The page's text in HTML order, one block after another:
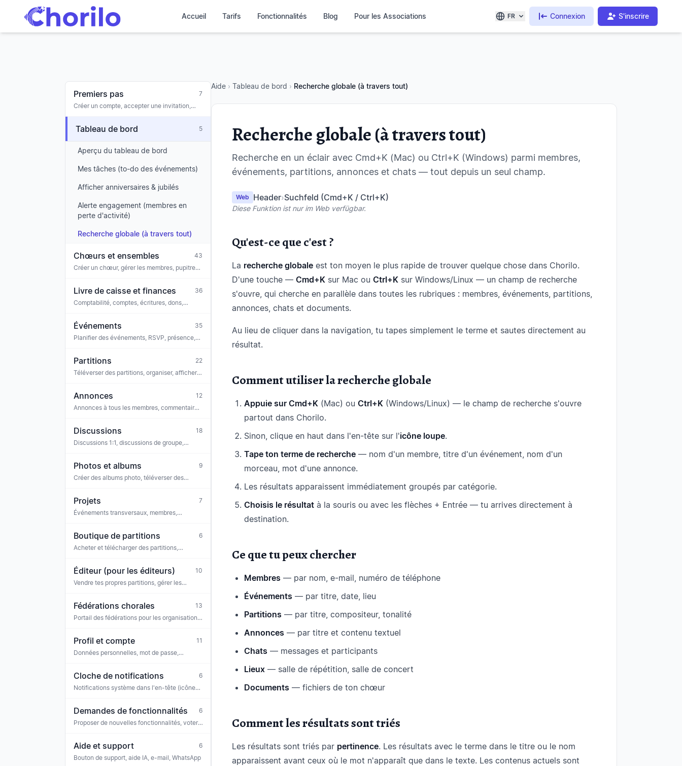
Accueil Tarifs Fonctionnalités Blog Pour les Associations FR Connexion S'inscrire
Premiers pas
7
Créer un compte, accepter une invitation,
Tableau de bord 5
Aperçu du tableau de bord
Mes tâches (to-do des événements)
Afficher anniversaires & jubilés
Alerte engagement (membres en
perte d'activité)
Recherche globale (à travers tout)
Chœurs et ensembles
43
Créer un chœur, gérer les membres, pupitres,
Livre de caisse et finances
36
Comptabilité, comptes, écritures, dons,
Événements
35
Planifier des événements, RSVP, présence,
Partitions
22
Téléverser des partitions, organiser, afficher,
Annonces
12
Annonces à tous les membres, commentaires,
Discussions
18
Discussions 1:1, discussions de groupe,
Photos et albums
9
Créer des albums photo, téléverser des
Projets
7
Événements transversaux, membres,
Boutique de partitions
6
Acheter et télécharger des partitions,
Éditeur (pour les éditeurs)
10
Vendre tes propres partitions, gérer les
Fédérations chorales
13
Portail des fédérations pour les organisations
Profil et compte
11
Données personnelles, mot de passe,
Cloche de notifications
6
Notifications système dans l'en-tête (icône
Demandes de fonctionnalités
6
Proposer de nouvelles fonctionnalités, voter,
Aide et support
6
Bouton de support, aide IA, e-mail, WhatsApp
Aide › Tableau de bord › Recherche globale (à travers tout)
Recherche globale (à travers tout)
Recherche en un éclair avec Cmd+K (Mac) ou Ctrl+K (Windows) parmi membres,
événements, partitions, annonces et chats — tout depuis un seul champ.
Web Header›Suchfeld (Cmd+K / Ctrl+K)
Diese Funktion ist nur im Web verfügbar.
Qu'est-ce que c'est ?
La recherche globale est ton moyen le plus rapide de trouver quelque chose dans Chorilo.
D'une touche — Cmd+K sur Mac ou Ctrl+K sur Windows/Linux — un champ de recherche
s'ouvre, qui cherche en parallèle dans toutes les rubriques : membres, événements, partitions,
annonces, chats et documents.
Au lieu de cliquer dans la navigation, tu tapes simplement le terme et sautes directement au
résultat.
Comment utiliser la recherche globale
Appuie sur Cmd+K (Mac) ou Ctrl+K (Windows/Linux) — le champ de recherche s'ouvre
partout dans Chorilo.
Sinon, clique en haut dans l'en-tête sur l'icône loupe.
Tape ton terme de recherche — nom d'un membre, titre d'un événement, nom d'un
morceau, mot d'une annonce.
Les résultats apparaissent immédiatement groupés par catégorie.
Choisis le résultat à la souris ou avec les flèches + Entrée — tu arrives directement à
destination.
Ce que tu peux chercher
Membres — par nom, e-mail, numéro de téléphone
Événements — par titre, date, lieu
Partitions — par titre, compositeur, tonalité
Annonces — par titre et contenu textuel
Chats — messages et participants
Lieux — salle de répétition, salle de concert
Documents — fichiers de ton chœur
Comment les résultats sont triés
Les résultats sont triés par pertinence. Les résultats avec le terme dans le titre ou le nom
apparaissent avant ceux où le mot n'apparaît que dans le texte. Les contenus actuels sont